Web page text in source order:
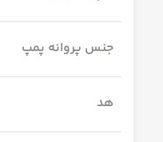
جنس پروانه پمپ
هد